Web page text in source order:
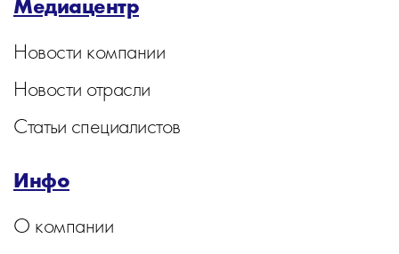
Медиацентр
Новости компании
Новости отрасли
Статьи специалистов
Инфо
О компании